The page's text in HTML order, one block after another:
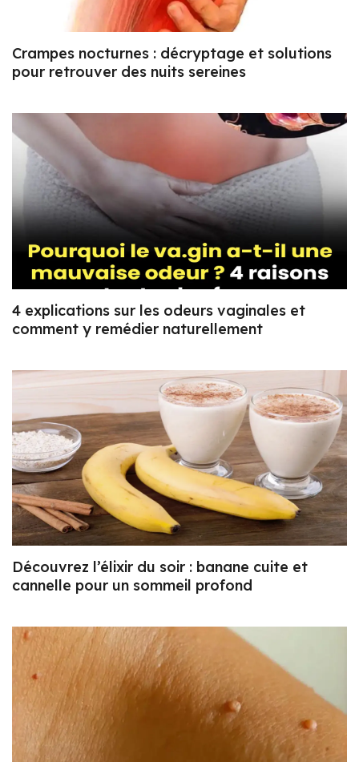
Crampes nocturnes : décryptage et solutions
pour retrouver des nuits sereines
4 explications sur les odeurs vaginales et
comment y remédier naturellement
Découvrez l’élixir du soir : banane cuite et
cannelle pour un sommeil profond